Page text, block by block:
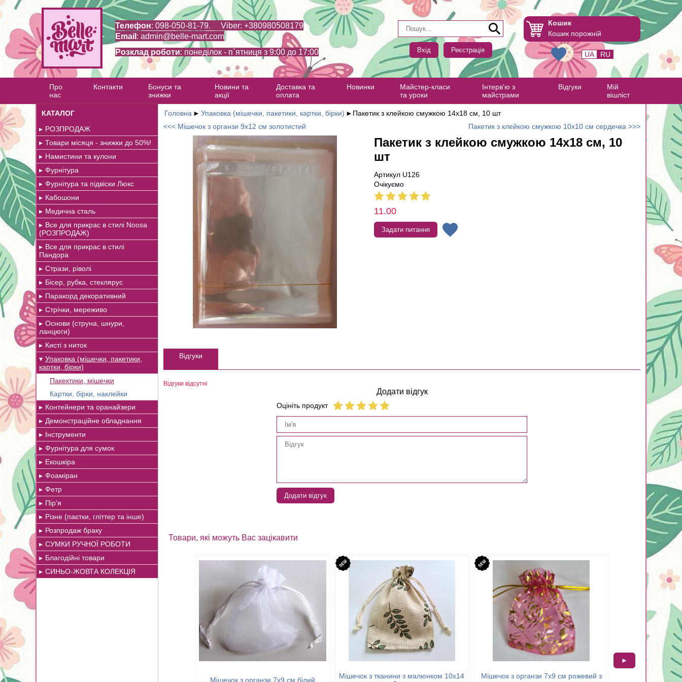
Телефон: 098-050-81-79. Viber: +380980508179
Email : admin@belle-mart.com
Розклад роботи: понеділок - п`ятниця з 9:00 до 17:00 Вхід Реєстрація
Кошик
Кошик порожній
UA RU
Про
нас
Контакти
Бонуси та
знижки
Новини та
акції
Доставка та
оплата
Новинки
Майстер-класи
та уроки
Інтерв'ю з
майстрами
Відгуки
Мій
вішліст
КАТАЛОГ
РОЗПРОДАЖ
Товари місяця - знижки до 50%!
Намистини та кулони
Фурнітура
Фурнітура та підвіски Люкс
Кабошони
Медична сталь
Все для прикрас в стилі Noosa
(РОЗПРОДАЖ)
Все для прикрас в стилі
Пандора
Стрази, ріволі
Бісер, рубка, стеклярус
Паракорд декоративний
Стрічки, мереживо
Основи (струна, шнури,
ланцюги)
Кисті з ниток
Упаковка (мішечки, пакетики,
картки, бірки)
Пакектики, мішечки
Картки, бірки, наклейки
Контейнери та оранайзери
Демонстраційне обладнання
Інструменти
Фурнітура для сумок
Екошкіра
Фоаміран
Фетр
Пір'я
Різне (паєтки, гліттер та інше)
Розпродаж браку
СУМКИ РУЧНОЇ РОБОТИ
Благодійні товари
СИНЬО-ЖОВТА КОЛЕКЦІЯ
Головна ► Упаковка (мішечки, пакетики, картки, бірки) ► Пакетик з клейкою смужкою 14х18 см, 10 шт
<<< Мішечок з органзи 9х12 см золотистий
Пакетик з клейкою смужкою 10х10 см сердечка >>>
Пакетик з клейкою смужкою 14х18 см, 10
шт
Артикул U126
Очікуємо
11.00
Задати питання
Відгуки
Відгуки відсутні
Додати відгук
Оцініть продукт
Додати відгук
Товари, які можуть Вас зацікавити
Мішечок з органзи 7х9 см білий
Мішечок з тканини з малюнком 10х14
Мішечок з органзи 7х9 см рожевий з
Мішечок з
►